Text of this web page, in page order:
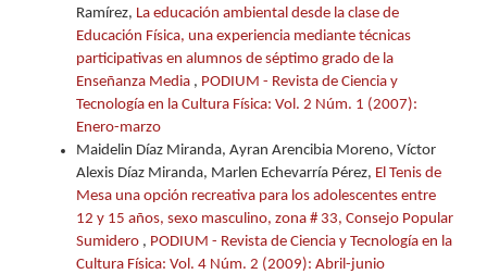
Ramírez, La educación ambiental desde la clase de
Educación Física, una experiencia mediante técnicas
participativas en alumnos de séptimo grado de la
Enseñanza Media , PODIUM - Revista de Ciencia y
Tecnología en la Cultura Física: Vol. 2 Núm. 1 (2007):
Enero-marzo
Maidelin Díaz Miranda, Ayran Arencibia Moreno, Víctor
Alexis Díaz Miranda, Marlen Echevarría Pérez, El Tenis de
Mesa una opción recreativa para los adolescentes entre
12 y 15 años, sexo masculino, zona # 33, Consejo Popular
Sumidero , PODIUM - Revista de Ciencia y Tecnología en la
Cultura Física: Vol. 4 Núm. 2 (2009): Abril-junio